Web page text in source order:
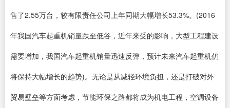
售了2.55万台，较有限责任公司上年同期大幅增长53.3%。(2016
年我国汽车起重机销量跌至低谷，近年来受的影响，大型工程建设
需要增加，我国汽车起重机销量迅速反弹，预计未来汽车起重机仍
将保持大幅增长的趋势)。无论是从减轻环境负担，还是打破对外
贸易壁垒等方面考虑，节能环保之路都将成为机电工程，空调设备